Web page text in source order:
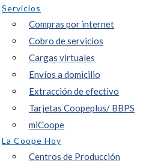
Servicios
Compras por internet
Cobro de servicios
Cargas virtuales
Envíos a domicilio
Extracción de efectivo
Tarjetas Coopeplus/ BBPS
miCoope
La Coope Hoy
Centros de Producción